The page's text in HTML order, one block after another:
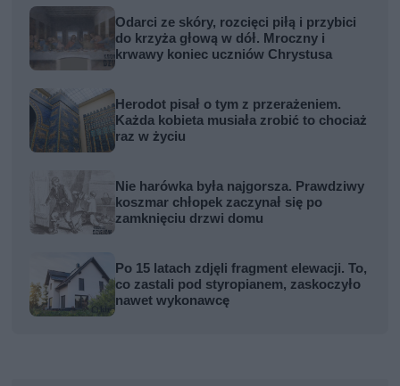
Odarci ze skóry, rozcięci piłą i przybici
do krzyża głową w dół. Mroczny i
krwawy koniec uczniów Chrystusa
Herodot pisał o tym z przerażeniem.
Każda kobieta musiała zrobić to chociaż
raz w życiu
Nie harówka była najgorsza. Prawdziwy
koszmar chłopek zaczynał się po
zamknięciu drzwi domu
Po 15 latach zdjęli fragment elewacji. To,
co zastali pod styropianem, zaskoczyło
nawet wykonawcę